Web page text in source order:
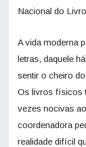
Nacional do
A vida moderna
letras, daquele
sentir o cheiro
Os livros físicos
vezes nocivas
coordenadora
realidade difícil